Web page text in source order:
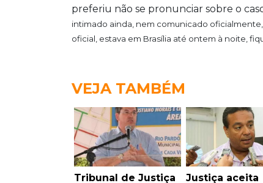
preferiu não se pronunciar sobre o
intimado ainda, nem comunicado
oficial, estava em Brasília até ontem à noite,
VEJA TAMBÉM
Tribunal de Justiça
Justiça aceita